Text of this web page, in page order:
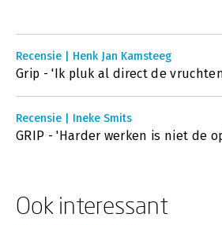
Recensie | Henk Jan Kamsteeg
Grip - 'Ik pluk al direct de
Recensie | Ineke Smits
GRIP - 'Harder werken is niet de
Ook interessant